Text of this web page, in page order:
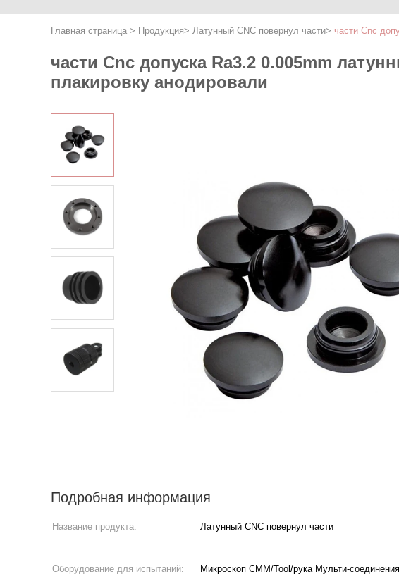
Главная страница > Продукция> Латунный CNC повернул части> части Cnc
части Cnc допуска Ra3.2 0.005mm
плакировку анодировали
Подробная информация
Название продукта: Латунный CNC повернул части
Оборудование для испытаний:
Микроскоп CMM/Tool/рука Мульти-